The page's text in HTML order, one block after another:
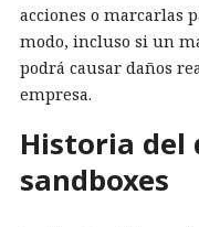
acciones o marcarlas
modo, incluso si un
podrá causar daños
empresa.
Historia del
sandboxes